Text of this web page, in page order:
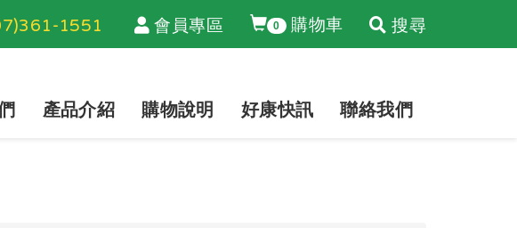
1551 會員專區 0 購物車 搜尋
產品介紹 購物說明 好康快訊 聯絡我們